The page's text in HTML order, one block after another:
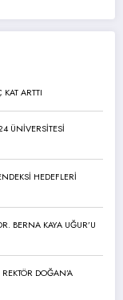
ARTTI
ÜNİVERSİTESİ
HEDEFLERİ
BERNA KAYA UĞUR’U
DOĞAN’A